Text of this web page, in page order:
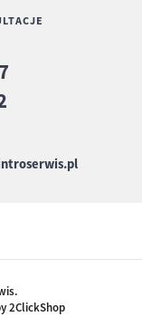
2ClickShop